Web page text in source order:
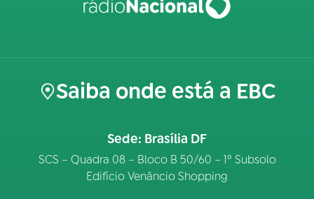
Saiba onde está a EBC
Sede: Brasília DF
SCS – Quadra 08 – Bloco B 50/60 – 1º Subsolo
Edifício Venâncio Shopping